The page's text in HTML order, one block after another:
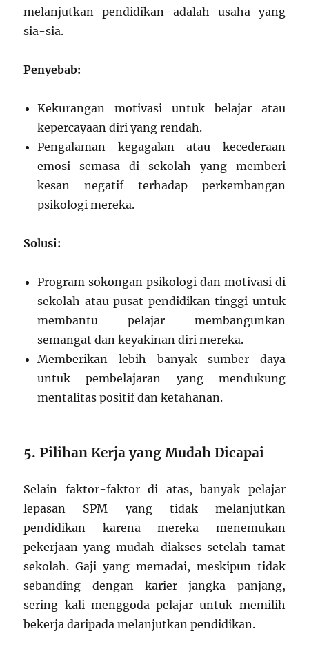
melanjutkan pendidikan adalah usaha yang
sia-sia.
Penyebab:
Kekurangan motivasi untuk belajar atau
kepercayaan diri yang rendah.
Pengalaman kegagalan atau kecederaan
emosi semasa di sekolah yang memberi
kesan negatif terhadap perkembangan
psikologi mereka.
Solusi:
Program sokongan psikologi dan motivasi di
sekolah atau pusat pendidikan tinggi untuk
membantu pelajar membangunkan
semangat dan keyakinan diri mereka.
Memberikan lebih banyak sumber daya
untuk pembelajaran yang mendukung
mentalitas positif dan ketahanan.
5. Pilihan Kerja yang Mudah Dicapai
Selain faktor-faktor di atas, banyak pelajar
lepasan SPM yang tidak melanjutkan
pendidikan karena mereka menemukan
pekerjaan yang mudah diakses setelah tamat
sekolah. Gaji yang memadai, meskipun tidak
sebanding dengan karier jangka panjang,
sering kali menggoda pelajar untuk memilih
bekerja daripada melanjutkan pendidikan.